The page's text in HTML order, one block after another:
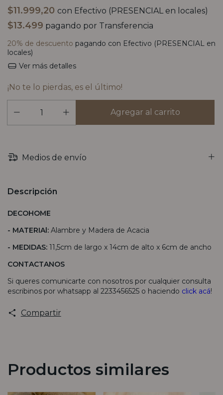
$11.999,20 con Efectivo (PRESENCIAL en locales)
$13.499 pagando por Transferencia
20% de descuento pagando con Efectivo (PRESENCIAL en
locales)
Ver más detalles
¡No te lo pierdas, es el último!
Medios de envío
Descripción
DECOHOME
- MATERIAl: Alambre y Madera de Acacia
- MEDIDAS: 11,5cm de largo x 14cm de alto x 6cm de ancho
CONTACTANOS
Si queres comunicarte con nosotros por cualquier consulta
escribinos por whatsapp al 2233456525 o haciendo click acá!
Compartir
Productos similares